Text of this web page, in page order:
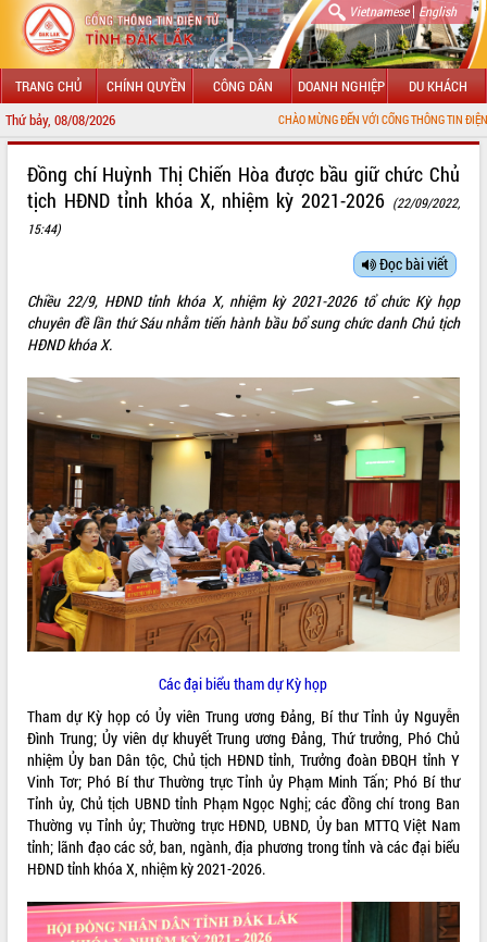
Vietnamese| English
TRANG CHỦ CHÍNH QUYỀN CÔNG DÂN DOANH NGHIỆP DU KHÁCH
Thứ bảy, 08/08/2026 CHÀO MỪNG ĐẾN VỚI CỔNG THÔNG TIN ĐIỆN TỬ TỈNH ĐẮK LẮK
LÃNH ĐẠO UBND TỈNH
SỞ, BAN, NGÀNH
UBND CÁC XÃ, PHƯỜNG
THÔNG TIN CHỈ ĐẠO ĐIỀU HÀNH
HỆ THỐNG VĂN BẢN
VĂN BẢN HĐND TỈNH
ĐIỂM TIN VĂN BẢN
QUY HOẠCH - KẾ HOẠCH
Đồng chí Huỳnh Thị Chiến Hòa được bầu giữ chức Chủ
tịch HĐND tỉnh khóa X, nhiệm kỳ 2021-2026 (22/09/2022,
15:44)
Đọc bài viết
Chiều 22/9, HĐND tỉnh khóa X, nhiệm kỳ 2021-2026 tổ chức Kỳ họp
chuyên đề lần thứ Sáu nhằm tiến hành bầu bổ sung chức danh Chủ tịch
HĐND khóa X.
Các đại biểu tham dự Kỳ họp
Tham dự Kỳ họp có Ủy viên Trung ương Đảng, Bí thư Tỉnh ủy Nguyễn
Đình Trung; Ủy viên dự khuyết Trung ương Đảng, Thứ trưởng, Phó Chủ
nhiệm Ủy ban Dân tộc, Chủ tịch HĐND tỉnh, Trưởng đoàn ĐBQH tỉnh Y
Vinh Tơr; Phó Bí thư Thường trực Tỉnh ủy Phạm Minh Tấn; Phó Bí thư
Tỉnh ủy, Chủ tịch UBND tỉnh Phạm Ngọc Nghị; các đồng chí trong Ban
Thường vụ Tỉnh ủy; Thường trực HĐND, UBND, Ủy ban MTTQ Việt Nam
tỉnh; lãnh đạo các sở, ban, ngành, địa phương trong tỉnh và các đại biểu
HĐND tỉnh khóa X, nhiệm kỳ 2021-2026.